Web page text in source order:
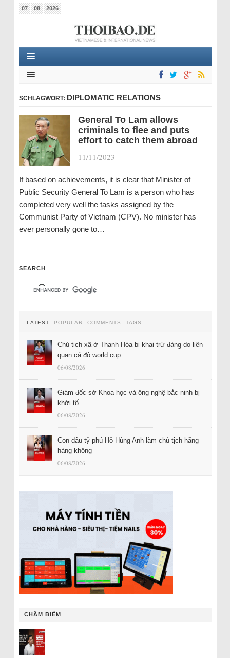
07 08 2026
SCHLAGWORT: DIPLOMATIC RELATIONS
General To Lam allows
criminals to flee and puts
effort to catch them abroad
11/11/2023 |
If based on achievements, it is clear that Minister of
Public Security General To Lam is a person who has
completed very well the tasks assigned by the
Communist Party of Vietnam (CPV). No minister has
ever personally gone to…
SEARCH
LATEST POPULAR COMMENTS TAGS
Chủ tịch xã ở Thanh Hóa bị khai trừ đảng do liên
quan cá độ world cup
06/08/2026
Giám đốc sở Khoa học và ông nghệ bắc ninh bị
khởi tố
06/08/2026
Con dâu tỷ phú Hồ Hùng Anh làm chủ tịch hãng
hàng không
06/08/2026
CHÂM BIẾM